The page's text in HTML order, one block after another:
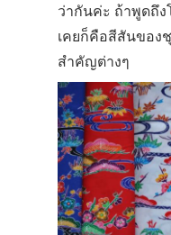
ว่ากันค่ะ ถ้าพูดถึ
เคยก็คือสีสันของ
สำคัญต่างๆ